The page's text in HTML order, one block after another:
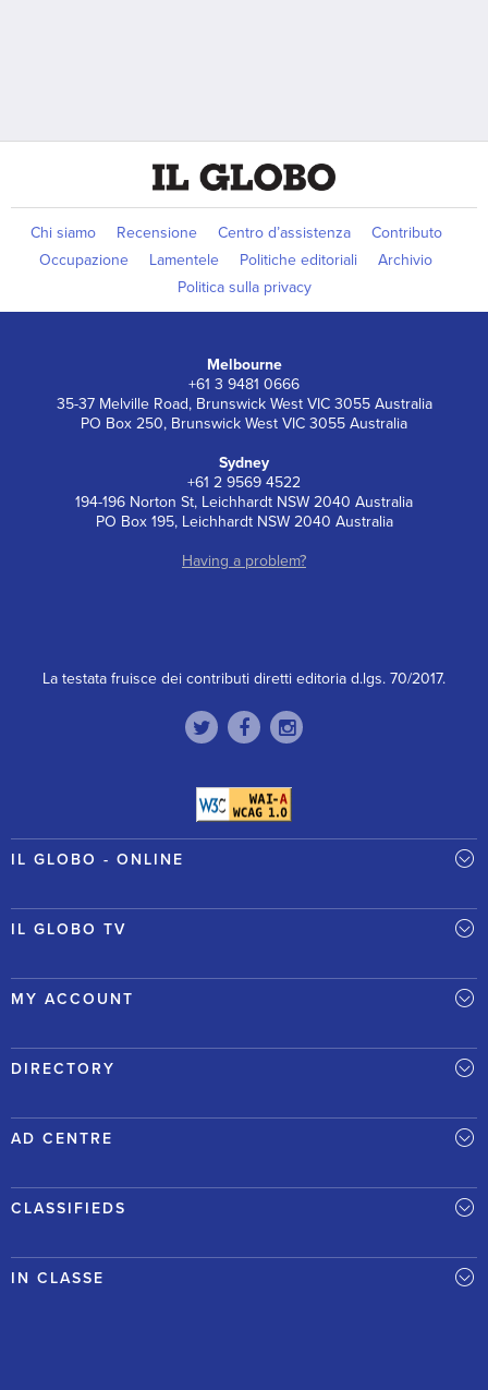
Chi siamo Recensione Centro d’assistenza
Contributo
Occupazione
Lamentele Politiche editoriali
Archivio
Politica sulla privacy
Melbourne
+61 3 9481 0666
35-37 Melville Road, Brunswick West VIC 3055 Australia
PO Box 250, Brunswick West VIC 3055 Australia
Sydney
+61 2 9569 4522
194-196 Norton St, Leichhardt NSW 2040 Australia
PO Box 195, Leichhardt NSW 2040 Australia
Having a problem?
La testata fruisce dei contributi diretti editoria d.lgs. 70/2017.
IL GLOBO - ONLINE
IL GLOBO TV
MY ACCOUNT
DIRECTORY
AD CENTRE
CLASSIFIEDS
IN CLASSE